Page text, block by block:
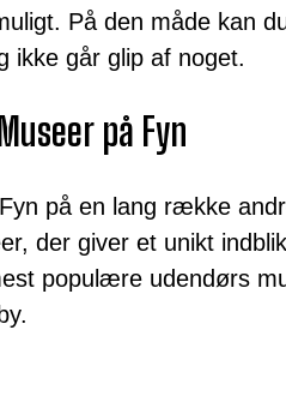
På den måde kan
ikke går glip af noget.
på Fyn
på en lang række
der giver et unikt
populære udendørs